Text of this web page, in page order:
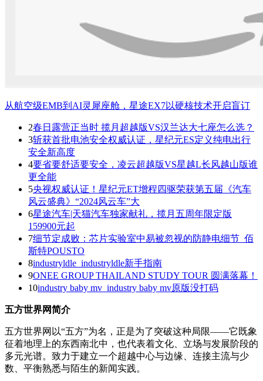
从航空级EMB到AI灵犀座舱，星途EX7以硬核技术开启盲订
2春日露营正当时 揽月超越版VS汉兰达大七座怎么选？
3斩获首批电池安全权威认证，星纪元ES定义纯电出行
安全新高度
4要省要舒适要安全，凌云超越版VS星越L长风越山版谁
更全能
5央视权威认证！星纪元ET增程四驱荣获第五届《汽车
风云盛典》“2024风云车”大
6星途汽车|天猫汽车独家献礼，揽月五周年限定版
159900元起
7细节定成败：芯片实验室中易被忽视的防静电细节_佰
斯特POUSTO
8industryldle_industryldle新手指南
9ONEE GROUP THAILAND STUDY TOUR 圆满落幕！
10industry baby mv_industry baby mv原版没打码
五方世界网简介
五方世界网以“五方”为名，正是为了突破这种局限——它既象
征着地理上的东西南北中，也代表着文化、立场与发展阶段的
多元光谱。致力于建立一个超越中心与边缘、连接主流与少
数、平衡熟悉与陌生的新闻实践。